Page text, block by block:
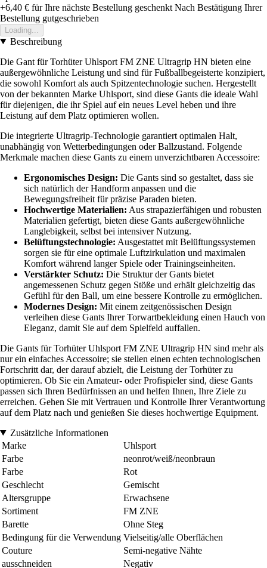
+6,40 € für Ihre nächste Bestellung geschenkt Nach Bestätigung Ihrer
Bestellung gutgeschrieben
Loading...
Beschreibung
Die Gant für Torhüter Uhlsport FM ZNE Ultragrip HN bieten eine
außergewöhnliche Leistung und sind für Fußballbegeisterte konzipiert,
die sowohl Komfort als auch Spitzentechnologie suchen. Hergestellt
von der bekannten Marke Uhlsport, sind diese Gants die ideale Wahl
für diejenigen, die ihr Spiel auf ein neues Level heben und ihre
Leistung auf dem Platz optimieren wollen.
Die integrierte Ultragrip-Technologie garantiert optimalen Halt,
unabhängig von Wetterbedingungen oder Ballzustand. Folgende
Merkmale machen diese Gants zu einem unverzichtbaren Accessoire:
Ergonomisches Design: Die Gants sind so gestaltet, dass sie
sich natürlich der Handform anpassen und die
Bewegungsfreiheit für präzise Paraden bieten.
Hochwertige Materialien: Aus strapazierfähigen und robusten
Materialien gefertigt, bieten diese Gants außergewöhnliche
Langlebigkeit, selbst bei intensiver Nutzung.
Belüftungstechnologie: Ausgestattet mit Belüftungssystemen
sorgen sie für eine optimale Luftzirkulation und maximalen
Komfort während langer Spiele oder Trainingseinheiten.
Verstärkter Schutz: Die Struktur der Gants bietet
angemessenen Schutz gegen Stöße und erhält gleichzeitig das
Gefühl für den Ball, um eine bessere Kontrolle zu ermöglichen.
Modernes Design: Mit einem zeitgenössischen Design
verleihen diese Gants Ihrer Torwartbekleidung einen Hauch von
Eleganz, damit Sie auf dem Spielfeld auffallen.
Die Gants für Torhüter Uhlsport FM ZNE Ultragrip HN sind mehr als
nur ein einfaches Accessoire; sie stellen einen echten technologischen
Fortschritt dar, der darauf abzielt, die Leistung der Torhüter zu
optimieren. Ob Sie ein Amateur- oder Profispieler sind, diese Gants
passen sich Ihren Bedürfnissen an und helfen Ihnen, Ihre Ziele zu
erreichen. Gehen Sie mit Vertrauen und Kontrolle Ihrer Verantwortung
auf dem Platz nach und genießen Sie dieses hochwertige Equipment.
Zusätzliche Informationen
Marke
Uhlsport
Farbe
neonrot/weiß/neonbraun
Farbe
Rot
Geschlecht
Gemischt
Altersgruppe
Erwachsene
Sortiment
FM ZNE
Barette
Ohne Steg
Bedingung für die Verwendung Vielseitig/alle Oberflächen
Couture
Semi-negative Nähte
ausschneiden
Negativ